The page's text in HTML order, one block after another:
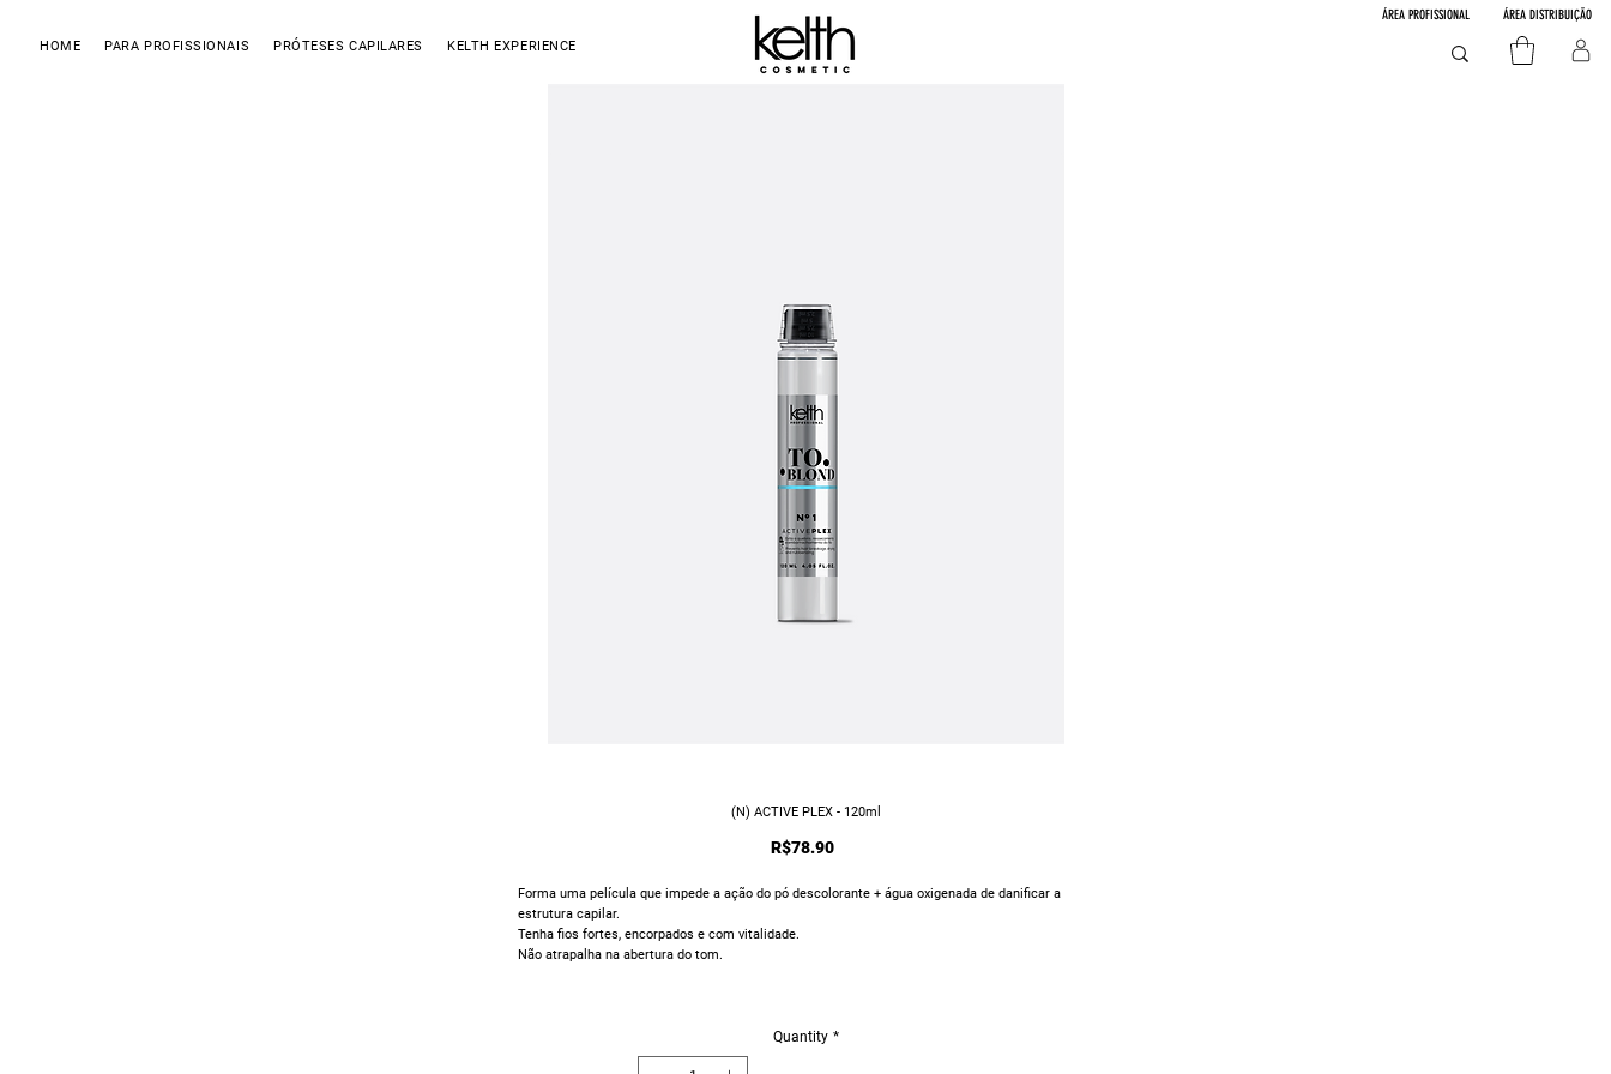
HOME PARA PROFISSIONAIS PRÓTESES CAPILARES KELTH EXPERIENCE
ÁREA DISTRIBUIÇÃO
ÁREA PROFISSIONAL
(N) ACTIVE PLEX - 120ml
R$78.90Price
Forma uma película que impede a ação do pó descolorante + água oxigenada de danificar a
estrutura capilar.
Tenha fios fortes, encorpados e com vitalidade.
Não atrapalha na abertura do tom.
Quantity *